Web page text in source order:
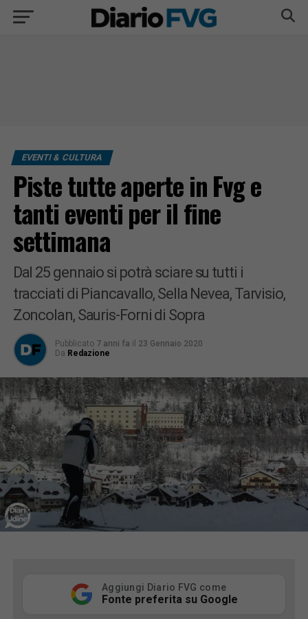
EVENTI & CULTURA
Piste tutte aperte in Fvg e
tanti eventi per il fine
settimana
Dal 25 gennaio si potrà sciare su tutti i
tracciati di Piancavallo, Sella Nevea, Tarvisio,
Zoncolan, Sauris-Forni di Sopra
Pubblicato 7 anni fa il 23 Gennaio 2020
Da Redazione
Aggiungi Diario FVG come
Fonte preferita su Google